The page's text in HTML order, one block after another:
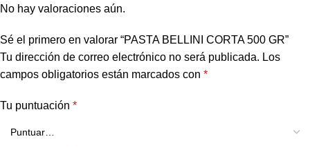
No hay valoraciones aún.
Sé el primero en valorar “PASTA BELLINI CORTA 500 GR”
Tu dirección de correo electrónico no será publicada. Los
campos obligatorios están marcados con *
Tu puntuación *